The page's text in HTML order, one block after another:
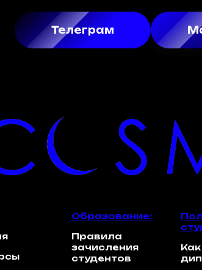
Телеграм
Образование:
Правила
зачисления
студентов